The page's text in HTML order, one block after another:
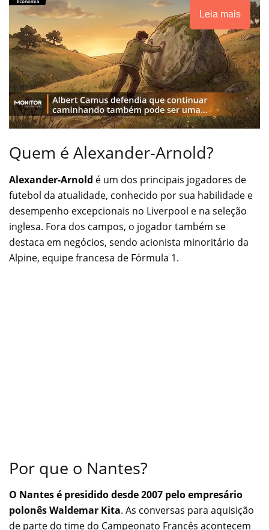
Leia mais
Quem é Alexander-Arnold?
Alexander-Arnold é um dos principais jogadores de
futebol da atualidade, conhecido por sua habilidade e
desempenho excepcionais no Liverpool e na seleção
inglesa. Fora dos campos, o jogador também se
destaca em negócios, sendo acionista minoritário da
Alpine, equipe francesa de Fórmula 1.
Por que o Nantes?
O Nantes é presidido desde 2007 pelo empresário
polonês Waldemar Kita. As conversas para aquisição
de parte do time do Campeonato Francês acontecem